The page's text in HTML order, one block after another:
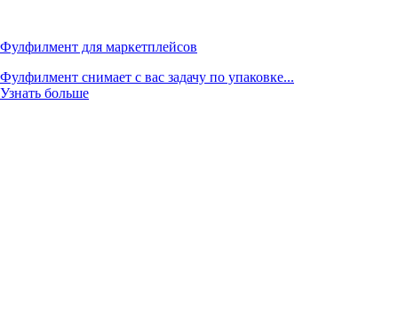
Фулфилмент для маркетплейсов
Фулфилмент снимает с вас задачу по упаковке...
Узнать больше